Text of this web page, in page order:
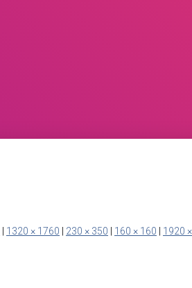
1320 × 1760 230 × 350 160 × 160 1920